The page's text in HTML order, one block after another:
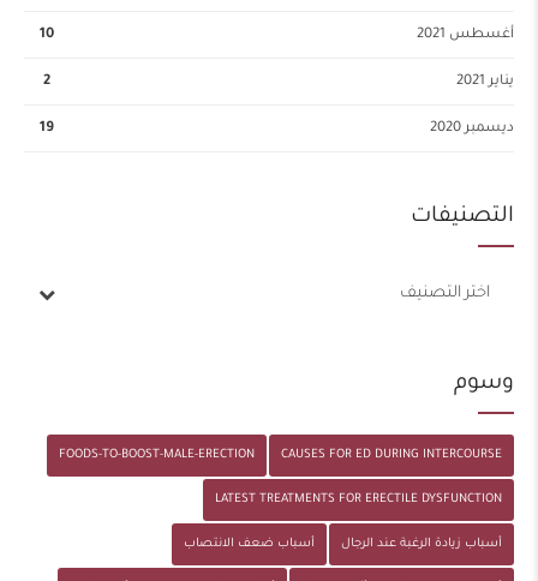
أغسطس 2021 10
يناير 2021 2
ديسمبر 2020 19
التصنيفات
اختر التصنيف
وسوم
CAUSES FOR ED DURING INTERCOURSE
FOODS-TO-BOOST-MALE-ERECTION
LATEST TREATMENTS FOR ERECTILE DYSFUNCTION
أسباب زيادة الرغبة عند الرجال أسباب ضعف الانتصاب